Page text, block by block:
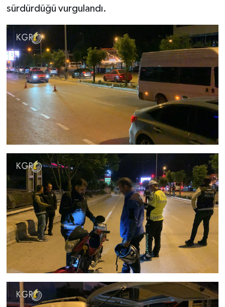
sürdürdüğü vurgulandı.